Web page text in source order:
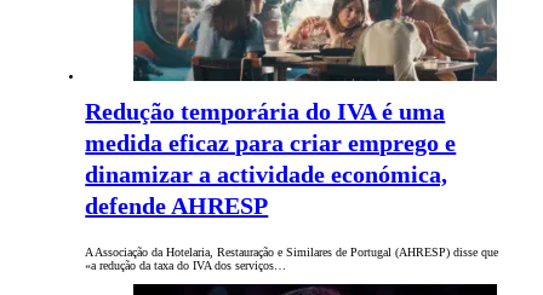
Redução temporária do IVA é uma
medida eficaz para criar emprego e
dinamizar a actividade económica,
defende AHRESP
A Associação da Hotelaria, Restauração e Similares de Portugal (AHRESP) disse que
«a redução da taxa do IVA dos serviços…